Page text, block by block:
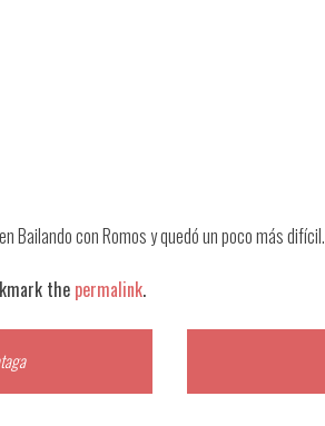
Bailando con Romos y quedó un poco más difícil.
the permalink.